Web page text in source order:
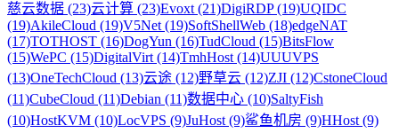
慈云数据 (23)云计算 (23)Evoxt (21)DigiRDP (19)UQIDC
(19)AkileCloud (19)V5Net (19)SoftShellWeb (18)edgeNAT
(17)TOTHOST (16)DogYun (16)TudCloud (15)BitsFlow
(15)WePC (15)DigitalVirt (14)TmhHost (14)UUUVPS
(13)OneTechCloud (13)云途 (12)野草云 (12)ZJI (12)CstoneCloud
(11)CubeCloud (11)Debian (11)数据中心 (10)SaltyFish
(10)HostKVM (10)LocVPS (9)JuHost (9)鲨鱼机房 (9)HHost (9)